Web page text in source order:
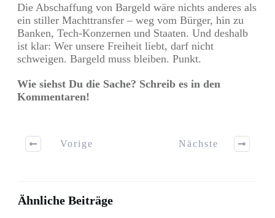
Die Abschaffung von Bargeld wäre nichts anderes als
ein stiller Machttransfer – weg vom Bürger, hin zu
Banken, Tech-Konzernen und Staaten. Und deshalb
ist klar: Wer unsere Freiheit liebt, darf nicht
schweigen. Bargeld muss bleiben. Punkt.
Wie siehst Du die Sache? Schreib es in den
Kommentaren!
Vorige Nächste
Ähnliche Beiträge